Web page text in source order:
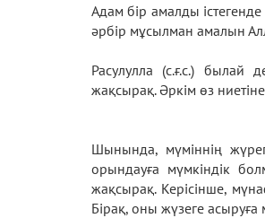
Адам бір амалды
әрбір мұсылман амалын
Расулулла (с.ғ.с.) былай
жақсырақ. Әркім өз
Шынында, мүміннің
орындауға мүмкіндік
жақсырақ. Керісінше,
Бірақ, оны жүзеге